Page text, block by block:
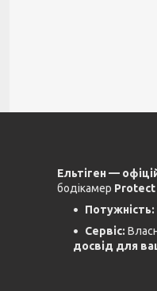
Ельтіген —
бодікамер Protect
Потужність:
Сервіс:
досвід для